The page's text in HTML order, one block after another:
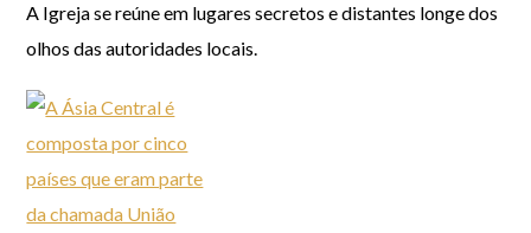
A Igreja se reúne em lugares secretos e distantes longe dos
olhos das autoridades locais.